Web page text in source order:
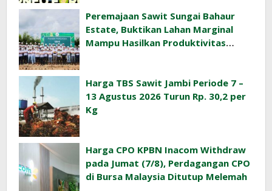
Peremajaan Sawit Sungai Bahaur
Estate, Buktikan Lahan Marginal
Mampu Hasilkan Produktivitas
Harga TBS Sawit Jambi Periode 7 –
13 Agustus 2026 Turun Rp. 30,2 per
Kg
Harga CPO KPBN Inacom Withdraw
pada Jumat (7/8), Perdagangan CPO
di Bursa Malaysia Ditutup Melemah